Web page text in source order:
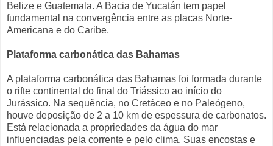
Belize e Guatemala. A Bacia de Yucatán tem papel
fundamental na convergência entre as placas Norte-
Americana e do Caribe.
Plataforma carbonática das Bahamas
A plataforma carbonática das Bahamas foi formada durante
o rifte continental do final do Triássico ao início do
Jurássico. Na sequência, no Cretáceo e no Paleógeno,
houve deposição de 2 a 10 km de espessura de carbonatos.
Está relacionada a propriedades da água do mar
influenciadas pela corrente e pelo clima. Suas encostas e